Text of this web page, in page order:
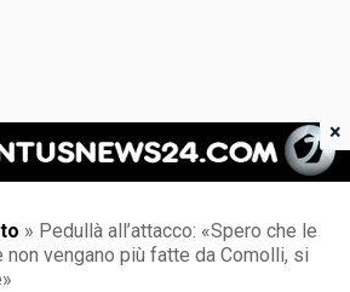
Juventus News 24
» Pedullà all’attacco: «Spero che le
vengano più fatte da Comolli, si
×